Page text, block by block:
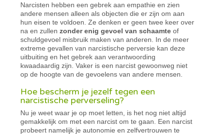
Narcisten hebben een gebrek aan empathie en zien
andere mensen alleen als objecten die er zijn om aan
hun eisen te voldoen. Ze denken er geen twee keer over
na en zullenzonder enig gevoel van schaamte of
schuldgevoel misbruik maken van anderen. In de meer
extreme gevallen van narcistische perversie kan deze
uitbuiting en het gebrek aan verantwoording
kwaadaardig zijn. Vaker is een narcist gewoonweg niet
op de hoogte van de gevoelens van andere mensen.
Hoe bescherm je jezelf tegen een
narcistische perverseling?
Nu je weet waar je op moet letten, is het nog niet altijd
gemakkelijk om met een narcist om te gaan. Een narcist
probeert namelijk je autonomie en zelfvertrouwen te